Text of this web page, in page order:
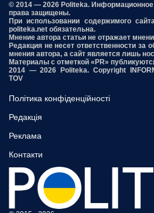
© 2014 — 2026 Politeka.
права защищены.
При использовании содержимого
politeka.net обязательна.
Мнение автора статьи не отражает
Редакция не несет ответственности за
мнения автора, а сайт является лишь
Материалы с отметкой «PR»
2014 — 2026 Politeka. Copyright
TOV
Політика конфіденційності
Редакція
Реклама
Контакти